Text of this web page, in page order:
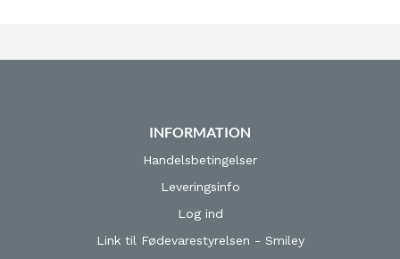
INFORMATION
Handelsbetingelser
Leveringsinfo
Log ind
Link til Fødevarestyrelsen - Smiley